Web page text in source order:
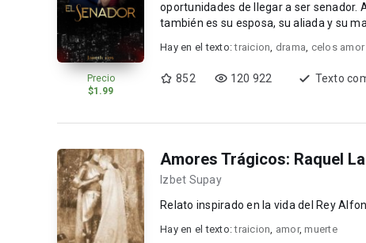
Precio
$1.99
oportunidades de llegar a ser senador. Alana
también es su esposa, su aliada y su mano derecha, eso hasta que esa
Hay en el texto:traicion, drama, celos amor
852 120 922 Texto
Amores Trágicos: Raquel
Izbet Supay
Relato inspirado en la vida del Rey
Hay en el texto:traicion, amor,muerte